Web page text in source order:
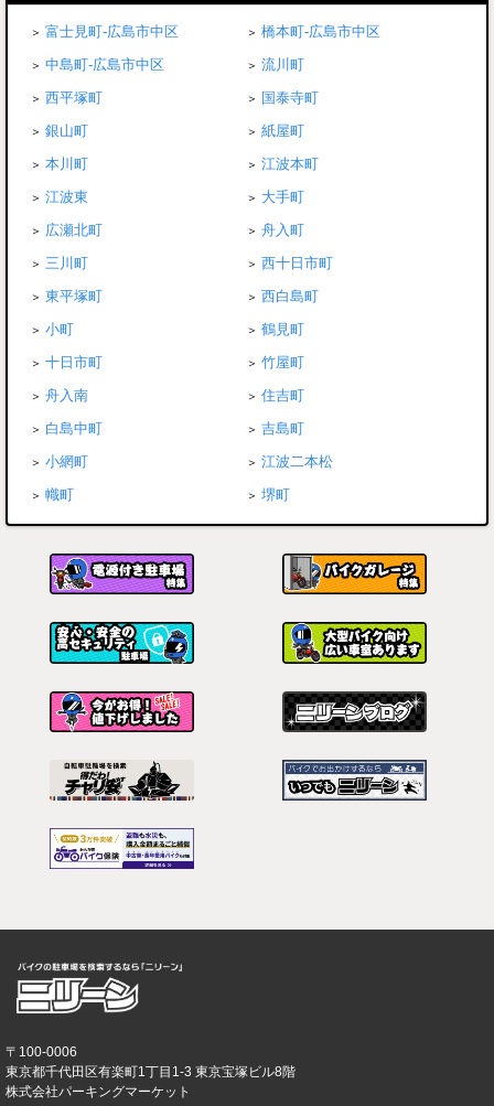
富士見町-広島市中区
橋本町-広島市中区
中島町-広島市中区
流川町
西平塚町
国泰寺町
銀山町
紙屋町
本川町
江波本町
江波東
大手町
広瀬北町
舟入町
三川町
西十日市町
東平塚町
西白島町
小町
鶴見町
十日市町
竹屋町
舟入南
住吉町
白島中町
吉島町
小網町
江波二本松
幟町
堺町
〒100-0006
東京都千代田区有楽町1丁目1-3 東京宝塚ビル8階
株式会社パーキングマーケット